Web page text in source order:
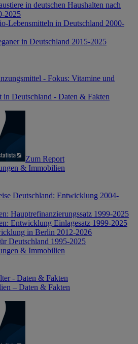
in deutschen Haushalten nach
2025
Lebensmitteln in Deutschland 2000-
in Deutschland 2015-2025
- Fokus: Vitamine und
in Deutschland - Daten & Fakten
Zum Report
& Immobilien
Deutschland: Entwicklung 2004-
Hauptrefinanzierungssatz 1999-2025
Entwicklung Einlagesatz 1999-2025
in Berlin 2012-2026
Deutschland 1995-2025
& Immobilien
- Daten & Fakten
– Daten & Fakten